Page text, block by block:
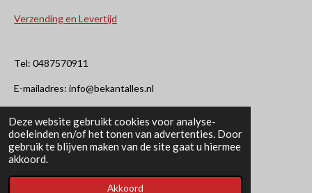
Deze website gebruikt cookies voor analyse-
doeleinden en/of het tonen van advertenties. Door
gebruik te blijven maken van de site gaat u hiermee
akkoord.
Akkoord
Verzending en Levertijd
Tel: 0487570911
E-mailadres: info@bekantalles.nl
Rooysestraat 4
6621AM Dreumel
© 2020 - 2026 Bekant Alles